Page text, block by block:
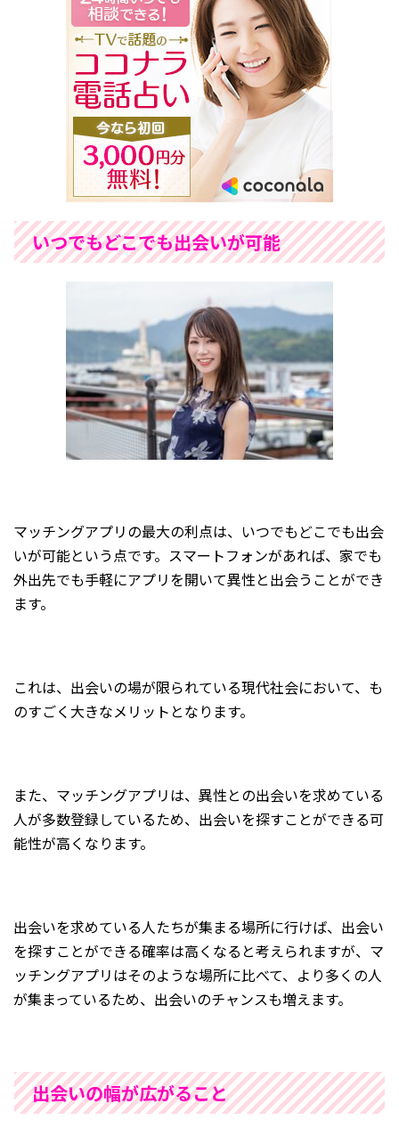
いつでもどこでも出会いが可能
マッチングアプリの最大の利点は、いつでもどこでも出会
いが可能という点です。スマートフォンがあれば、家でも
外出先でも手軽にアプリを開いて異性と出会うことができ
ます。
これは、出会いの場が限られている現代社会において、も
のすごく大きなメリットとなります。
また、マッチングアプリは、異性との出会いを求めている
人が多数登録しているため、出会いを探すことができる可
能性が高くなります。
出会いを求めている人たちが集まる場所に行けば、出会い
を探すことができる確率は高くなると考えられますが、マ
ッチングアプリはそのような場所に比べて、より多くの人
が集まっているため、出会いのチャンスも増えます。
出会いの幅が広がること